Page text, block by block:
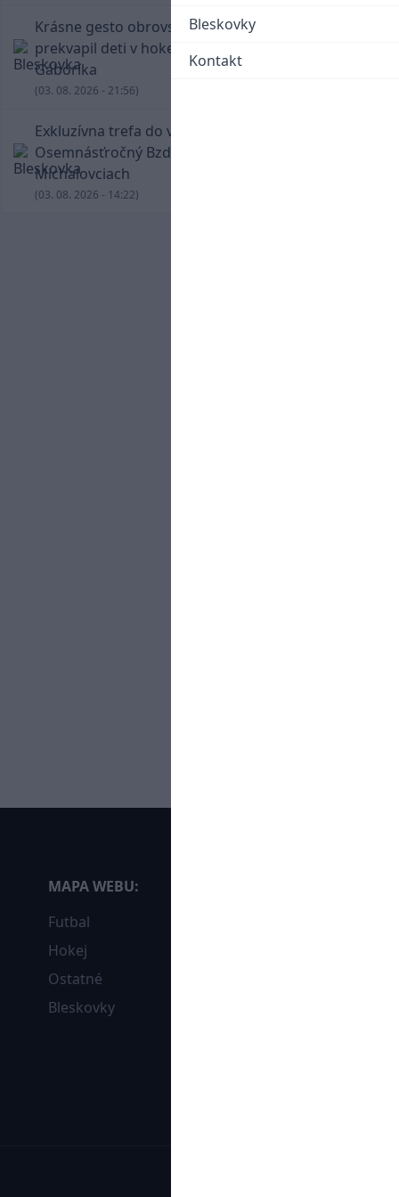
Bleskovky
Kontakt
Krásne gesto obrovskej legendy. Chára
prekvapil deti v hokejovej škole Mariána
Gáboríka
(03. 08. 2026 - 21:56)
Exkluzívna trefa do vinkla v hodine dvanástej!
Osemnásťročný Bzdyl zariadil triumf Žiliny v
Michalovciach
(03. 08. 2026 - 14:22)
MAPA WEBU:
Futbal
Hokej
Ostatné
Bleskovky